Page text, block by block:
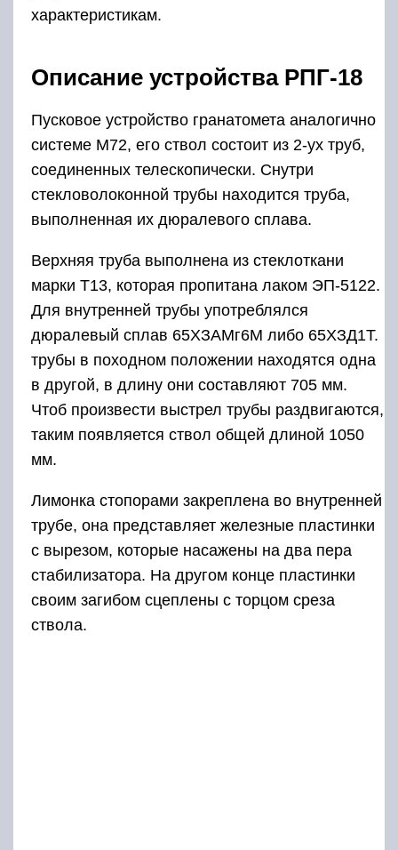
характеристикам.
Описание устройства РПГ-18
Пусковое устройство гранатомета аналогично
системе М72, его ствол состоит из 2-ух труб,
соединенных телескопически. Снутри
стекловолоконной трубы находится труба,
выполненная их дюралевого сплава.
Верхняя труба выполнена из стеклоткани
марки Т13, которая пропитана лаком ЭП-5122.
Для внутренней трубы употреблялся
дюралевый сплав 65ХЗАМг6М либо 65ХЗД1Т.
трубы в походном положении находятся одна
в другой, в длину они составляют 705 мм.
Чтоб произвести выстрел трубы раздвигаются,
таким появляется ствол общей длиной 1050
мм.
Лимонка стопорами закреплена во внутренней
трубе, она представляет железные пластинки
с вырезом, которые насажены на два пера
стабилизатора. На другом конце пластинки
своим загибом сцеплены с торцом среза
ствола.